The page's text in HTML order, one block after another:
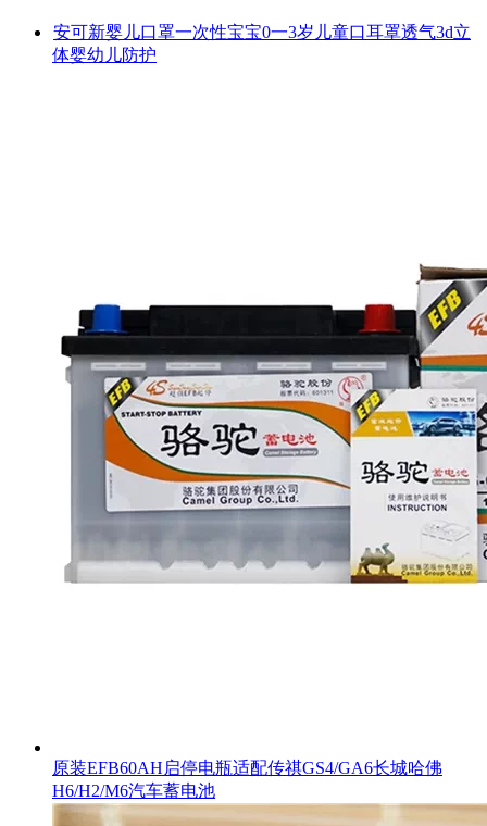
安可新婴儿口罩一次性宝宝0一3岁儿童口耳罩透气3d立
体婴幼儿防护
原装EFB60AH启停电瓶适配传祺GS4/GA6长城哈佛
H6/H2/M6汽车蓄电池